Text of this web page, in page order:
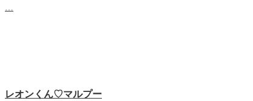
レオンくん♡マルプー